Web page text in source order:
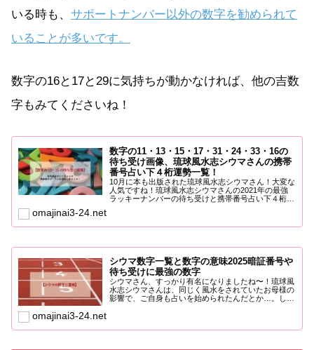
いる時も、 サポートナンバー以外の数字を勧められて
いることが多いです。
数字の16と17と29に気持ちが動かなければ、他の吉数
字もみてくださいね！
数字の11・13・15・17・31・24・33・16の
待ち受け画像、琉球風水志シウマさんの携帯
番号占い下４桁運勢一覧！
10月に本も出版された琉球風水志シウマさん！大変な
人気ですね！琉球風水志シウマさんの2021年の最強
ラッキーナンバーの待ち受けと携帯番号占い下４桁運
omajinai3-24.net
シウマ数字一覧と数字の意味2025暗証番号や
待ち受けに最強の数字
シウマさん、すっかり有名になりましたね〜！琉球風
水志シウマさんは、同じく風水をされていたお母様の
影響で、ご自身も占いを始められたんだとか…。しか
omajinai3-24.net